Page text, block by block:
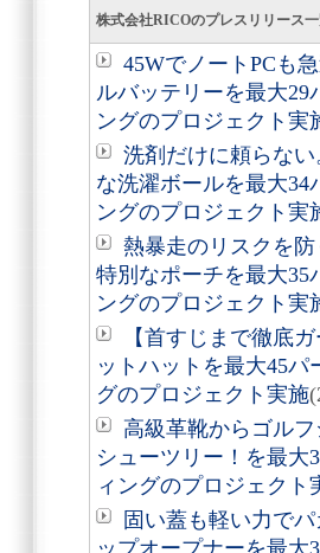
株式会社RICOのプレスリリース
45WでノートPCも
ルバッテリーを最大
ングのプロジェクト実
洗剤だけに頼らな
な洗濯ボールを最大
ングのプロジェクト実
熱暴走のリスクを
特別なポーチを最大35
ングのプロジェクト実
【首すじまで徹底
ットハットを最大45
グのプロジェクト実施
高級革靴からゴル
シューツリー！を最大
ィングのプロジェクト
固い蓋も軽い力で
ップオープナーを最大